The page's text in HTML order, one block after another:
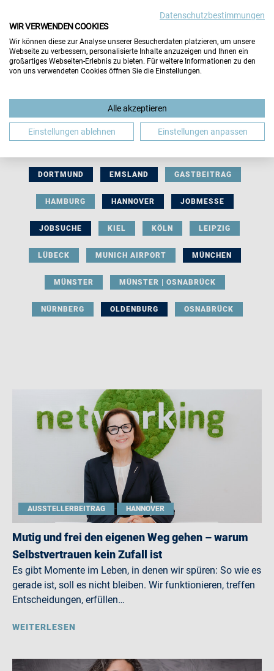
BERUFLICHE ORIENTIERUNG BEWERBUNG
DORTMUND EMSLAND GASTBEITRAG
HAMBURG HANNOVER JOBMESSE
JOBSUCHE KIEL KÖLN LEIPZIG
LÜBECK MUNICH AIRPORT MÜNCHEN
MÜNSTER MÜNSTER | OSNABRÜCK
NÜRNBERG OLDENBURG OSNABRÜCK
AUSSTELLERBEITRAG HANNOVER
Mutig und frei den eigenen Weg gehen – warum
Selbstvertrauen kein Zufall ist
Es gibt Momente im Leben, in denen wir spüren: So wie es
gerade ist, soll es nicht bleiben. Wir funktionieren, treffen
Entscheidungen, erfüllen…
WEITERLESEN
Datenschutzbestimmungen
WIR VERWENDEN COOKIES
Wir können diese zur Analyse unserer Besucherdaten platzieren, um unsere
Webseite zu verbessern, personalisierte Inhalte anzuzeigen und Ihnen ein
großartiges Webseiten-Erlebnis zu bieten. Für weitere Informationen zu den
von uns verwendeten Cookies öffnen Sie die Einstellungen.
Alle akzeptieren
Einstellungen ablehnen Einstellungen anpassen